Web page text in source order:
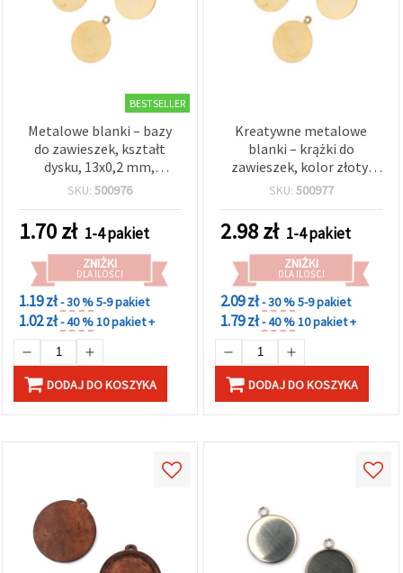
BESTSELLER
Metalowe blanki – bazy
do zawieszek, kształt
dysku, 13x0,2 mm,
średnica 10 mm, otwór 1
SKU: 500976
1.70zł 1-4 pakiet
ZNIŻKI
DLA ILOŚCI
1.19 zł- 30 %5-9 pakiet
1.02 zł- 40 %10 pakiet +
DODAJ DO KOSZYKA
Kreatywne metalowe
blanki – krążki do
zawieszek, kolor złoty,
15×0,2 mm, średnica 12
zestaw 20 szt. do
stemplowania i biżuterii
DIY
SKU: 500977
2.98zł 1-4 pakiet
ZNIŻKI
DLA ILOŚCI
2.09 zł- 30 %5-9 pakiet
1.79 zł- 40 %10 pakiet +
DODAJ DO KOSZYKA